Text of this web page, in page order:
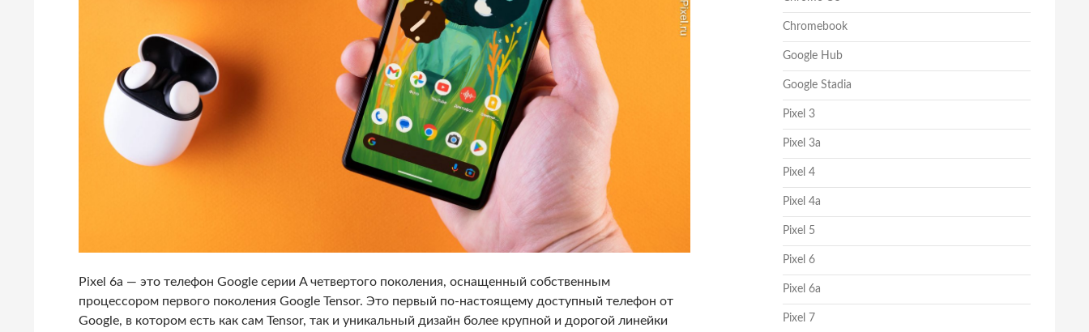
Pixel 6a — это телефон Google серии A четвертого поколения, оснащенный собственным
процессором первого поколения Google Tensor. Это первый по-настоящему доступный телефон от
Google, в котором есть как сам Tensor, так и уникальный дизайн более крупной и дорогой линейки
Chromebook
Google Hub
Google Stadia
Pixel 3
Pixel 3a
Pixel 4
Pixel 4a
Pixel 5
Pixel 6
Pixel 6a
Pixel 7